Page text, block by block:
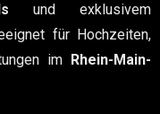
und exklusivem
für Hochzeiten,
im
Rhein-Main-